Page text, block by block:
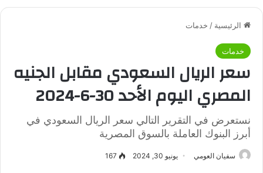
الرئيسية / خدمات
خدمات
سعر الريال السعودي مقابل الجنيه
المصري اليوم الأحد 30-6-2024
نستعرض في التقرير التالي سعر الريال السعودي في
أبرز البنوك العاملة بالسوق المصرية
سفيان العومي يونيو 30, 2024 167